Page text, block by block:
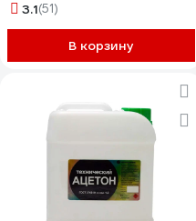
3.1(51)
В корзину